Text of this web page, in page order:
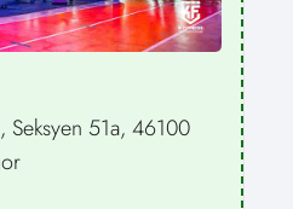
51a, 46100